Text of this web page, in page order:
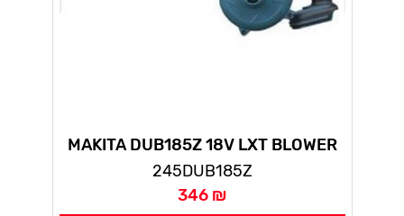
MAKITA DUB185Z 18V LXT BLOWER
(BODY ONLY)
245DUB185Z
346 ₪